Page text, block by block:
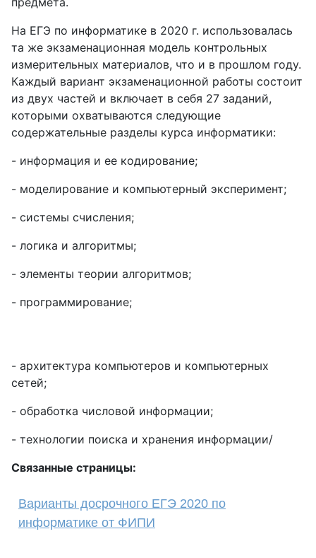
На ЕГЭ по информатике в 2020 г. использовалась
та же экзаменационная модель контрольных
измерительных материалов, что и в прошлом году.
Каждый вариант экзаменационной работы состоит
из двух частей и включает в себя 27 заданий,
которыми охватываются следующие
содержательные разделы курса информатики:
- информация и ее кодирование;
- моделирование и компьютерный эксперимент;
- системы счисления;
- логика и алгоритмы;
- элементы теории алгоритмов;
- программирование;
- архитектура компьютеров и компьютерных
сетей;
- обработка числовой информации;
- технологии поиска и хранения информации/
Связанные страницы:
Варианты досрочного ЕГЭ 2020 по
информатике от ФИПИ